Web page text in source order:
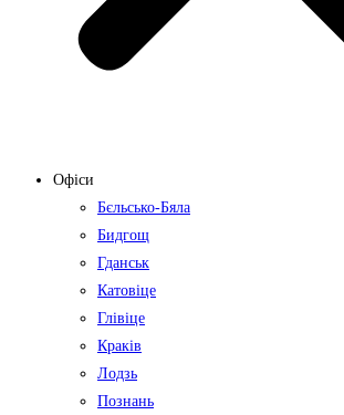
Офіси
Бєльсько-Бяла
Бидгощ
Гданськ
Катовіце
Глівіце
Краків
Лодзь
Познань